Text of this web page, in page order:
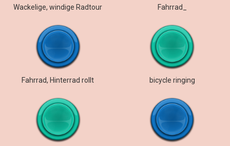
Wackelige, windige Radtour Fahrrad_
Fahrrad, Hinterrad rollt bicycle ringing